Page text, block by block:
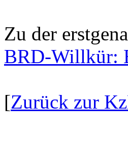
Zu der
BRD-Willkür:
[Zurück zur